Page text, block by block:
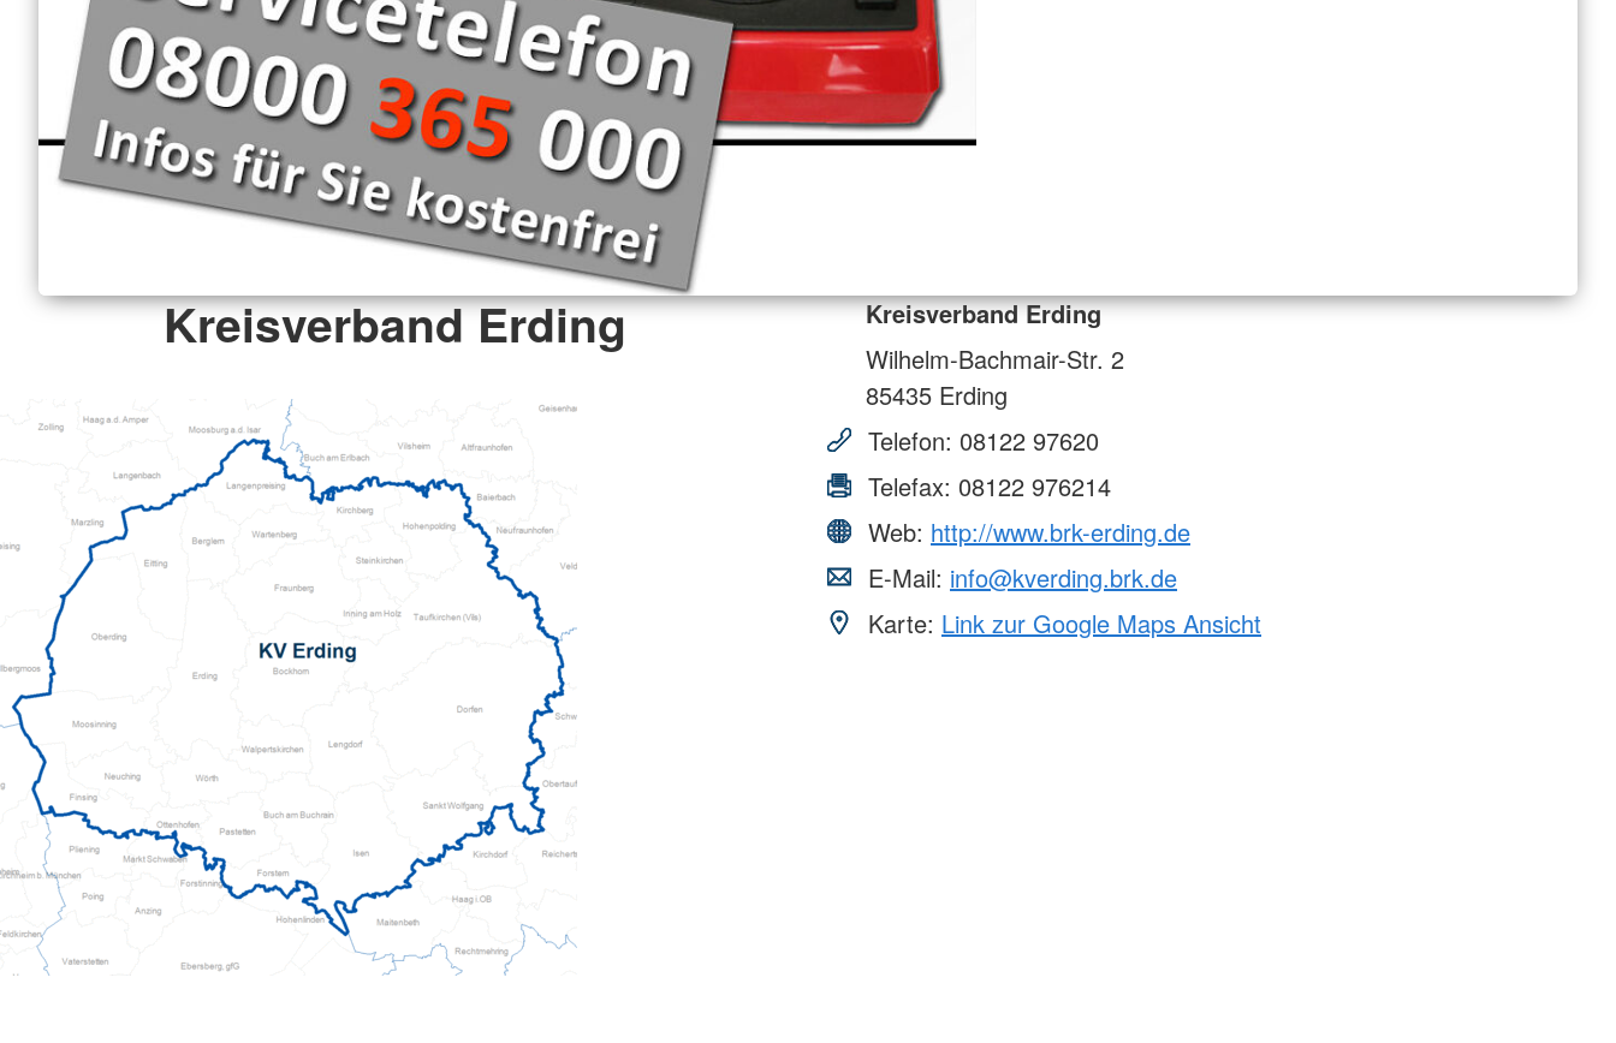
Kreisverband Erding
Kreisverband Erding
Wilhelm-Bachmair-Str. 2
85435 Erding
Telefon: 08122 97620
Telefax: 08122 976214
Web: http://www.brk-erding.de
E-Mail: info@kverding.brk.de
Karte: Link zur Google Maps Ansicht